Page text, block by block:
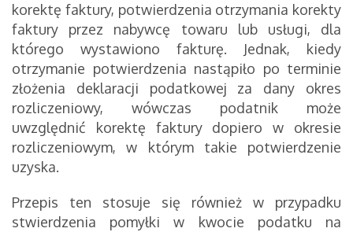
korektę faktury, potwierdzenia otrzymania korekty
faktury przez nabywcę towaru lub usługi, dla
którego wystawiono fakturę. Jednak, kiedy
otrzymanie potwierdzenia nastąpiło po terminie
złożenia deklaracji podatkowej za dany okres
rozliczeniowy, wówczas podatnik może
uwzględnić korektę faktury dopiero w okresie
rozliczeniowym, w którym takie potwierdzenie
uzyska.
Przepis ten stosuje się również w przypadku
stwierdzenia pomyłki w kwocie podatku na